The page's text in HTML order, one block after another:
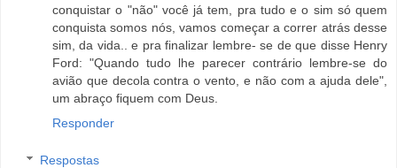
conquistar o "não" você já tem, pra tudo e o sim só quem
conquista somos nós, vamos começar a correr atrás desse
sim, da vida.. e pra finalizar lembre- se de que disse Henry
Ford: "Quando tudo lhe parecer contrário lembre-se do
avião que decola contra o vento, e não com a ajuda dele",
um abraço fiquem com Deus.
Responder
Respostas